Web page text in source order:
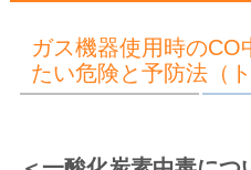
ガス機器使用時のCO
たい危険と予防法（